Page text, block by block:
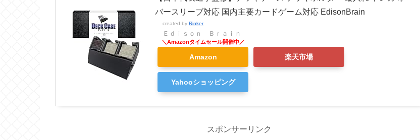
バースリーブ対応 国内主要カードゲーム対応 EdisonBrain
created by Rinker
Ｅｄｉｓｏｎ Ｂｒａｉｎ
Amazon 楽天市場
Yahooショッピング
スポンサーリンク